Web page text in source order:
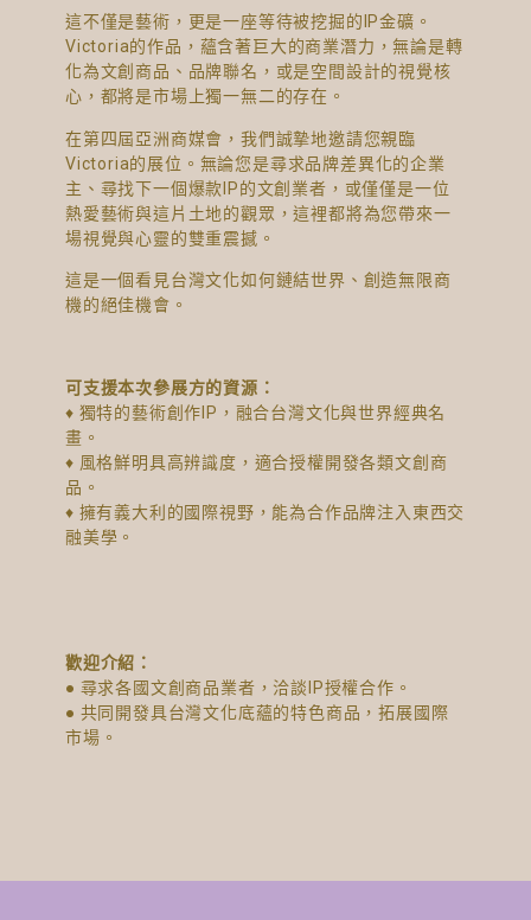
這不僅是藝術，更是一座等待被挖掘的IP金礦。
Victoria的作品，蘊含著巨大的商業潛力，無論是轉
化為文創商品、品牌聯名，或是空間設計的視覺核
心，都將是市場上獨一無二的存在。
在第四屆亞洲商媒會，我們誠摯地邀請您親臨
Victoria的展位。無論您是尋求品牌差異化的企業
主、尋找下一個爆款IP的文創業者，或僅僅是一位
熱愛藝術與這片土地的觀眾，這裡都將為您帶來一
場視覺與心靈的雙重震撼。
這是一個看見台灣文化如何鏈結世界、創造無限商
機的絕佳機會。
可支援本次參展方的資源：
♦ 獨特的藝術創作IP，融合台灣文化與世界經典名
畫。
♦ 風格鮮明具高辨識度，適合授權開發各類文創商
品。
♦ 擁有義大利的國際視野，能為合作品牌注入東西交
融美學。
歡迎介紹：
● 尋求各國文創商品業者，洽談IP授權合作。
● 共同開發具台灣文化底蘊的特色商品，拓展國際
市場。